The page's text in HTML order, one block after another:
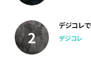
デジコレ
デジコレ